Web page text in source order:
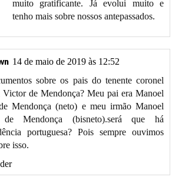
muito gratificante. Já evolui muito e
tenho mais sobre nossos antepassados.
14 de maio de 2019 às 12:52
sobre os pais do tenente coronel
Victor de Mendonça? Meu pai era Manoel
Mendonça (neto) e meu irmão Manoel
Mendonça (bisneto).será que há
portuguesa? Pois sempre ouvimos
isso.